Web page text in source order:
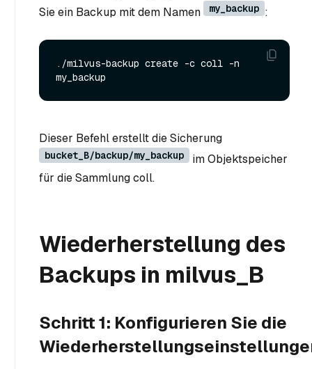
Sie ein Backup mit dem Namen
my_backup :
./milvus-backup create -c coll -n
Dieser Befehl erstellt die Sicherung
bucket_B/backup/my_backup
im Objektspeicher
für die Sammlung coll.
Wiederherstellung des
Backups in milvus_B
Schritt 1: Konfigurieren Sie die